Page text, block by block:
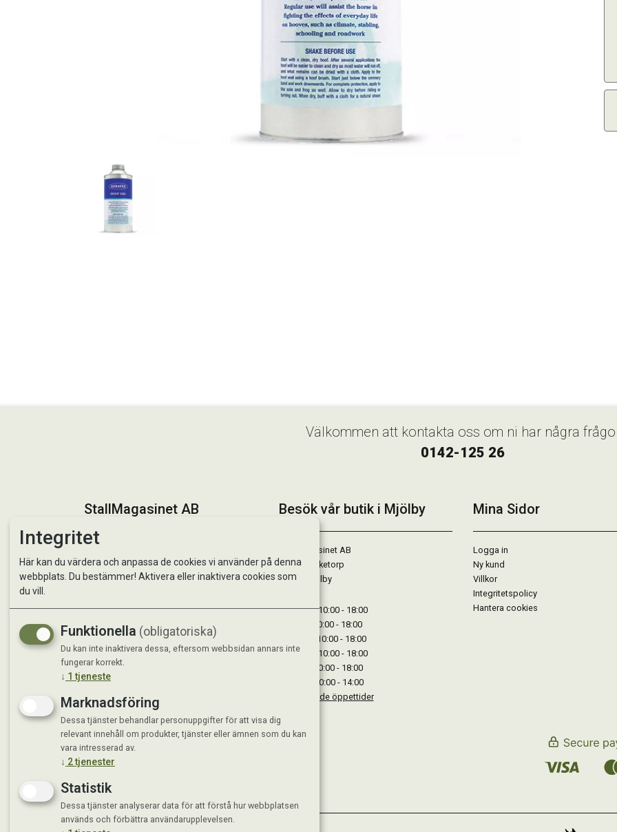
Välkommen att kontakta oss om ni har några
0142-125 26
StallMagasinet AB
Om oss
Besök vår butik i Mjölby
StallMagasinet AB
Västra Lärketorp
59595 Mjölby
Måndag : 10:00 - 18:00
Tisdag : 10:00 - 18:00
Onsdag : 10:00 - 18:00
Torsdag : 10:00 - 18:00
Fredag : 10:00 - 18:00
Lördag : 10:00 - 14:00
Se avvikande öppettider
Mina Sidor
Logga in
Ny kund
Villkor
Integritetspolicy
Hantera cookies
Integritet
Här kan du värdera och anpassa de cookies vi använder på denna
webbplats. Du bestämmer! Aktivera eller inaktivera cookies som
du vill.
Funktionella (obligatoriska)
Du kan inte inaktivera dessa, eftersom webbsidan annars inte
fungerar korrekt.
↓ 1 tjeneste
Marknadsföring
Dessa tjänster behandlar personuppgifter för att visa dig
relevant innehåll om produkter, tjänster eller ämnen som du kan
vara intresserad av.
↓ 2tjenester
Statistik
Dessa tjänster analyserar data för att förstå hur webbplatsen
används och förbättra användarupplevelsen.